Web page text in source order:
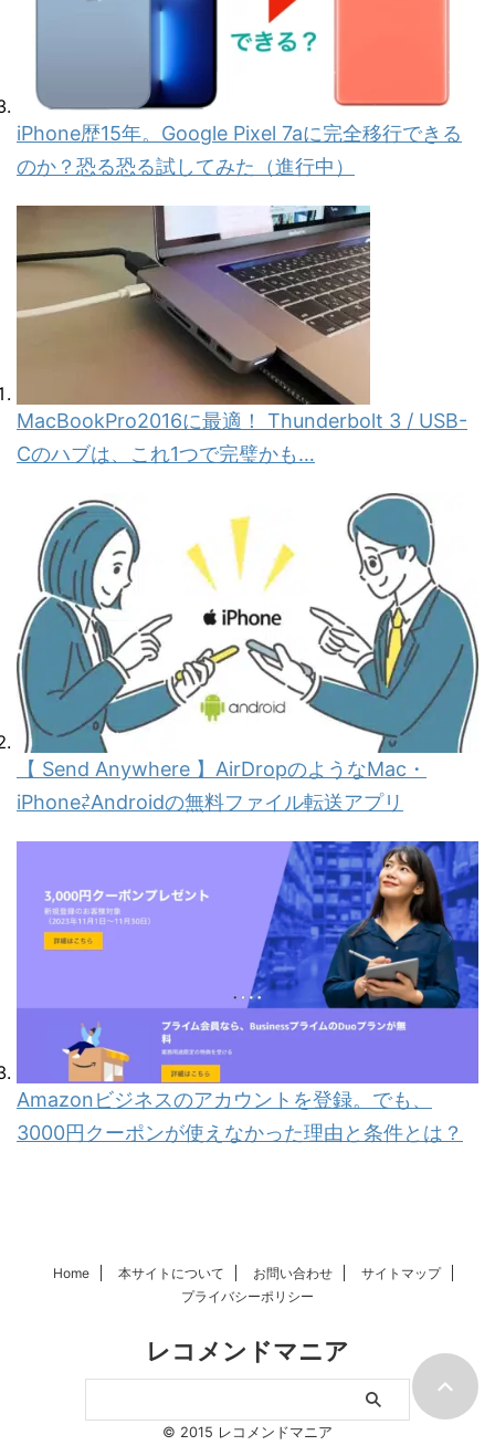
iPhone歴15年。Google Pixel 7aに完全移行できる
のか？恐る恐る試してみた（進行中）
MacBookPro2016に最適！ Thunderbolt 3 / USB-
Cのハブは、これ1つで完璧かも…
【 Send Anywhere 】AirDropのようなMac・
iPhone⇄Androidの無料ファイル転送アプリ
Amazonビジネスのアカウントを登録。でも、
3000円クーポンが使えなかった理由と条件とは？
Home 本サイトについて お問い合わせ
サイトマップ
プライバシーポリシー
レコメンドマニア
© 2015 レコメンドマニア